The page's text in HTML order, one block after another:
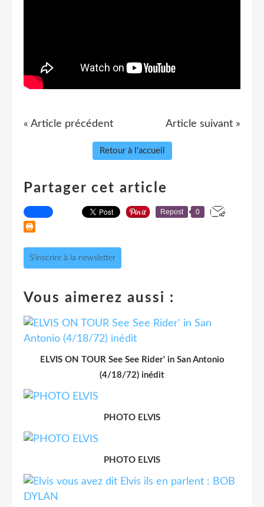
« Article précédent Article suivant »
Retour à l'accueil
Partager cet article
Repost 0
S'inscrire à la newsletter
Vous aimerez aussi :
ELVIS ON TOUR See See Rider' in San Antonio
(4/18/72) inédit
PHOTO ELVIS
PHOTO ELVIS